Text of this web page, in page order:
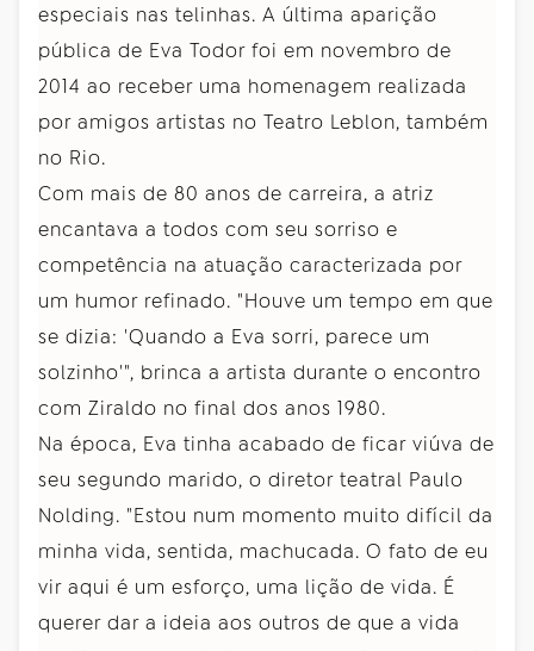
especiais nas telinhas. A última aparição
pública de Eva Todor foi em novembro de
2014 ao receber uma homenagem realizada
por amigos artistas no Teatro Leblon, também
no Rio.
Com mais de 80 anos de carreira, a atriz
encantava a todos com seu sorriso e
competência na atuação caracterizada por
um humor refinado. "Houve um tempo em que
se dizia: 'Quando a Eva sorri, parece um
solzinho'", brinca a artista durante o encontro
com Ziraldo no final dos anos 1980.
Na época, Eva tinha acabado de ficar viúva de
seu segundo marido, o diretor teatral Paulo
Nolding. "Estou num momento muito difícil da
minha vida, sentida, machucada. O fato de eu
vir aqui é um esforço, uma lição de vida. É
querer dar a ideia aos outros de que a vida